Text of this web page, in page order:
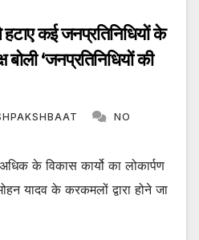
कई जनप्रतिनिधियों के
‘जनप्रतिनिधियों की
NO
के विकास कार्यो का लोकार्पण
यादव के करकमलों द्वारा होने जा